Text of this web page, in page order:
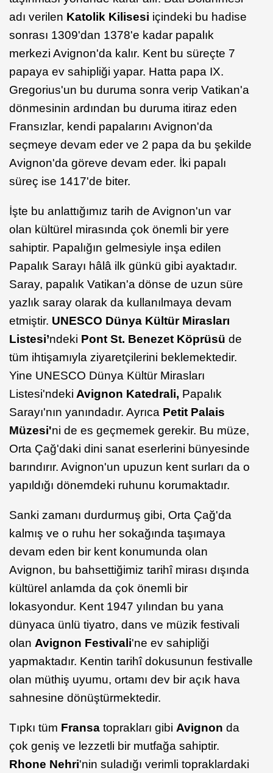
adı verilen Katolik Kilisesi içindeki bu hadise
sonrası 1309'dan 1378'e kadar papalık
merkezi Avignon'da kalır. Kent bu süreçte 7
papaya ev sahipliği yapar. Hatta papa IX.
Gregorius'un bu duruma sonra verip Vatikan'a
dönmesinin ardından bu duruma itiraz eden
Fransızlar, kendi papalarını Avignon'da
seçmeye devam eder ve 2 papa da bu şekilde
Avignon'da göreve devam eder. İki papalı
süreç ise 1417'de biter.
İşte bu anlattığımız tarih de Avignon'un var
olan kültürel mirasında çok önemli bir yere
sahiptir. Papalığın gelmesiyle inşa edilen
Papalık Sarayı hâlâ ilk günkü gibi ayaktadır.
Saray, papalık Vatikan'a dönse de uzun süre
yazlık saray olarak da kullanılmaya devam
etmiştir. UNESCO Dünya Kültür Mirasları
Listesi’ndeki Pont St. Benezet Köprüsü de
tüm ihtişamıyla ziyaretçilerini beklemektedir.
Yine UNESCO Dünya Kültür Mirasları
Listesi'ndeki Avignon Katedrali, Papalık
Sarayı'nın yanındadır. Ayrıca Petit Palais
Müzesi'ni de es geçmemek gerekir. Bu müze,
Orta Çağ'daki dini sanat eserlerini bünyesinde
barındırır. Avignon'un upuzun kent surları da o
yapıldığı dönemdeki ruhunu korumaktadır.
Sanki zamanı durdurmuş gibi, Orta Çağ'da
kalmış ve o ruhu her sokağında taşımaya
devam eden bir kent konumunda olan
Avignon, bu bahsettiğimiz tarihî mirası dışında
kültürel anlamda da çok önemli bir
lokasyondur. Kent 1947 yılından bu yana
dünyaca ünlü tiyatro, dans ve müzik festivali
olan Avignon Festivali'ne ev sahipliği
yapmaktadır. Kentin tarihî dokusunun festivalle
olan müthiş uyumu, ortamı dev bir açık hava
sahnesine dönüştürmektedir.
Tıpkı tüm Fransa toprakları gibi Avignon da
çok geniş ve lezzetli bir mutfağa sahiptir.
Rhone Nehri'nin suladığı verimli topraklardaki